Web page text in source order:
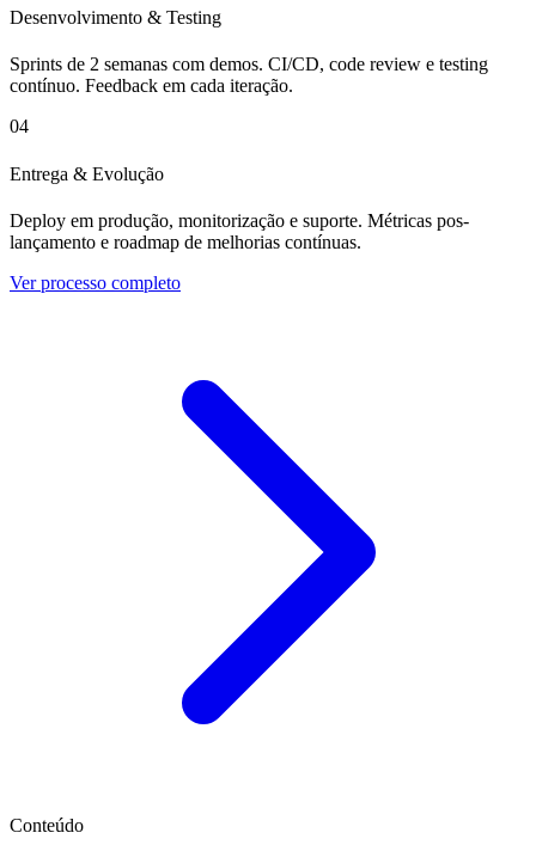
Desenvolvimento & Testing
Sprints de 2 semanas com demos. CI/CD, code review e testing
contínuo. Feedback em cada iteração.
04
Entrega & Evolução
Deploy em produção, monitorização e suporte. Métricas pos-
lançamento e roadmap de melhorias contínuas.
Ver processo completo
Conteúdo